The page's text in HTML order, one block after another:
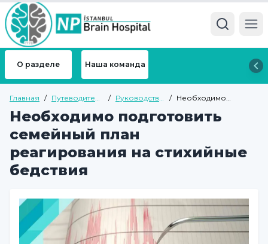
О разделе Наша команда
Главная / Путеводитель
/ Руководство
психиатрии
взрослых
/ Необходимо
семейный план
Необходимо подготовить
семейный план
реагирования на стихийные
бедствия